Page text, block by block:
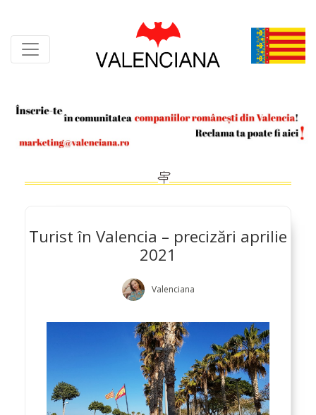
content
Turist în Valencia – precizări aprilie
2021
Valenciana